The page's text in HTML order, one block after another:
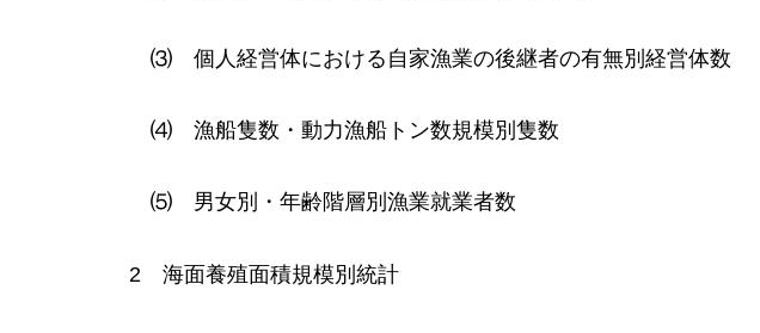
⑶ 個 人経営体における自家漁業の後継者の有無別経営体数
⑷ 漁船隻数・動力漁船トン数規模別隻数
⑸ 男女別・年齢階層別漁業就業者数
2 海面養殖面積規模別統計